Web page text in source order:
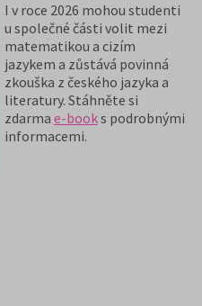
I v roce 2026 mohou studenti
u společné části volit mezi
matematikou a cizím
jazykem a zůstává povinná
zkouška z českého jazyka a
literatury. Stáhněte si
zdarma e-books podrobnými
informacemi.